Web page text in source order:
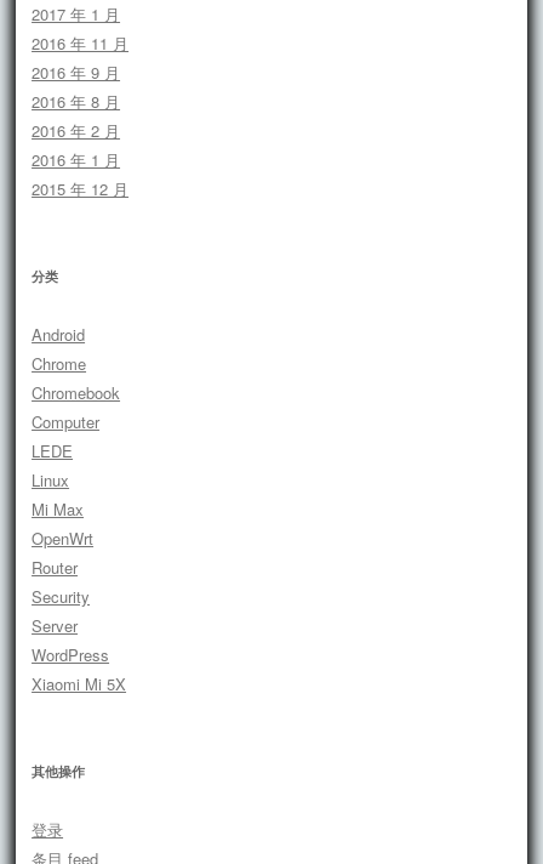
2017 年 1 月
2016 年 11 月
2016 年 9 月
2016 年 8 月
2016 年 2 月
2016 年 1 月
2015 年 12 月
分类
Android
Chrome
Chromebook
Computer
LEDE
Linux
Mi Max
OpenWrt
Router
Security
Server
WordPress
Xiaomi Mi 5X
其他操作
登录
条目 feed